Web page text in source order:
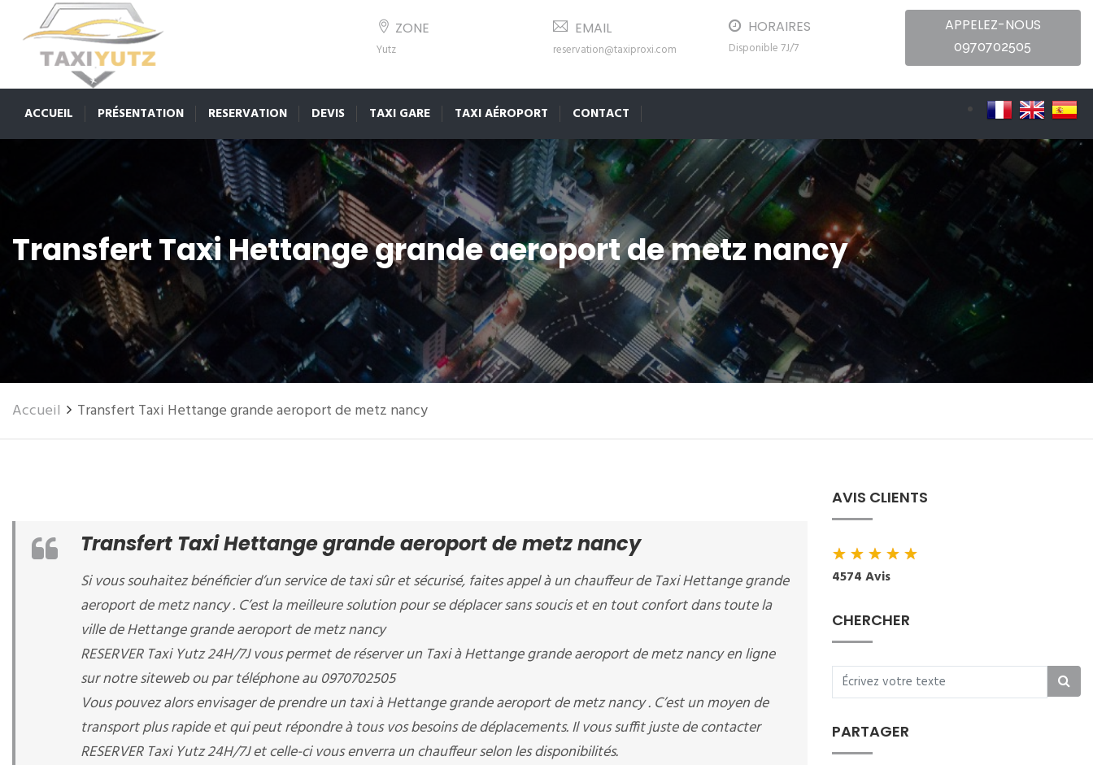
ZONE
Yutz
EMAIL
reservation@taxiproxi.com
HORAIRES
Disponible 7J/7
APPELEZ-NOUS
0970702505
ACCUEIL PRÉSENTATION RESERVATION DEVIS TAXI GARE TAXI AÉROPORT CONTACT
Transfert Taxi Hettange grande aeroport de metz nancy
Accueil Transfert Taxi Hettange grande aeroport de metz nancy
Transfert Taxi Hettange grande aeroport de metz nancy
Si vous souhaitez bénéficier d’un service de taxi sûr et sécurisé, faites appel à un chauffeur de Taxi Hettange grande
aeroport de metz nancy . C’est la meilleure solution pour se déplacer sans soucis et en tout confort dans toute la
ville de Hettange grande aeroport de metz nancy
RESERVER Taxi Yutz 24H/7J vous permet de réserver un Taxi à Hettange grande aeroport de metz nancy en ligne
sur notre siteweb ou par téléphone au 0970702505
Vous pouvez alors envisager de prendre un taxi à Hettange grande aeroport de metz nancy . C’est un moyen de
transport plus rapide et qui peut répondre à tous vos besoins de déplacements. Il vous suffit juste de contacter
RESERVER Taxi Yutz 24H/7J et celle-ci vous enverra un chauffeur selon les disponibilités.
AVIS CLIENTS
★★★★★
4574 Avis
CHERCHER
PARTAGER